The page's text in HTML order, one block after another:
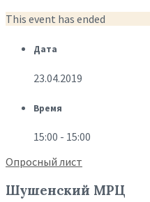
This event has ended
Дата
23.04.2019
Время
15:00 - 15:00
Опросный лист
Шушенский МРЦ